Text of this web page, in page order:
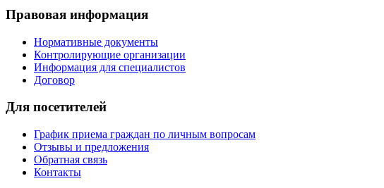
Правовая информация
Нормативные документы
Контролирующие организации
Информация для специалистов
Договор
Для посетителей
График приема граждан по личным вопросам
Отзывы и предложения
Обратная связь
Контакты